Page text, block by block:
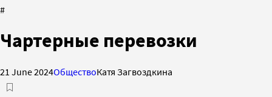
#
Чартерные перевозки
21 June 2024ОбществоКатя Загвоздкина